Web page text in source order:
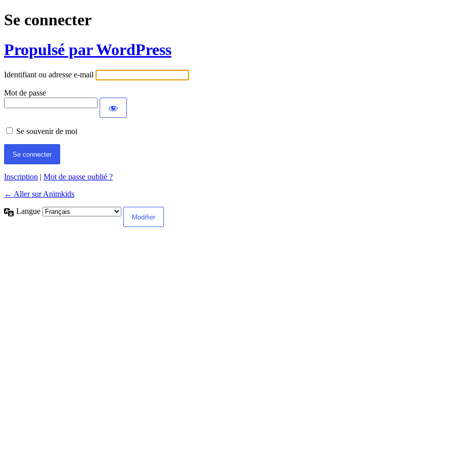
Se connecter
Propulsé par WordPress
Identifiant ou adresse e-mail
Mot de passe
Se souvenir de moi
Inscription | Mot de passe oublié ?
← Aller sur Animkids
Langue